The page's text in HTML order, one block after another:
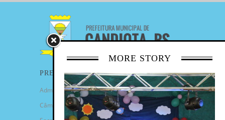
MORE STORY
PREFEITURA
Administração Municipal
Câmara de Vereadores